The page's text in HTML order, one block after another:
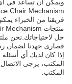
ويمكن أن تساعد في
Chair Mechanism.
فريقنا من الخبراء
حل لاحتياجاتك.نحن
قصارى جهدنا لضمان
إذا كان لديك أي
المكتب، يرجى
المكتب.